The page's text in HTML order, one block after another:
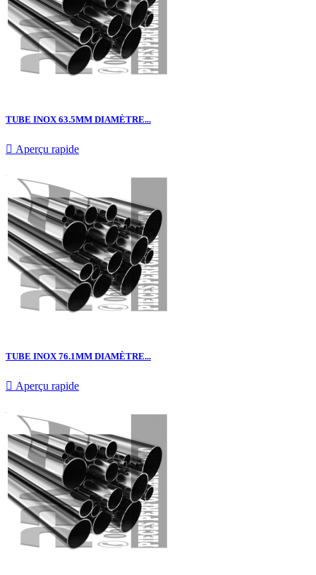
TUBE INOX 63.5MM DIAMÈTRE...
 Aperçu rapide
TUBE INOX 76.1MM DIAMÈTRE...
 Aperçu rapide